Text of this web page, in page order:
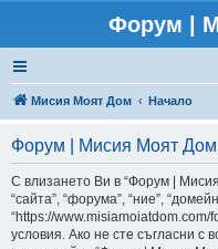
Форум |
Мисия Моят Дом Начало
Форум | Мисия Моят Дом
С влизането Ви в “Форум |
“сайта”, “форума”, “ние”,
“https://www.misiamoiatdom.com/
условия. Ако не сте съгласни с